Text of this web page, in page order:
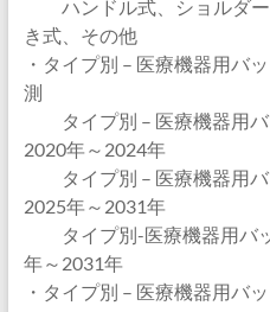
ハンドル式、ショルダー
き式、その他
・タイプ別 – 医療機器用バ
測
タイプ別 – 医療機器用バ
2020年～2024年
タイプ別 – 医療機器用バ
2025年～2031年
タイプ別-医療機器用バ
年～2031年
・タイプ別 – 医療機器用バ